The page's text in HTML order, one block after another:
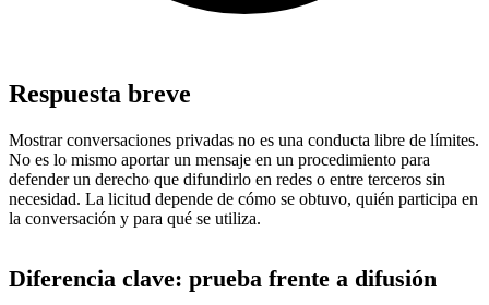
Respuesta breve
Mostrar conversaciones privadas no es una conducta libre de límites.
No es lo mismo aportar un mensaje en un procedimiento para
defender un derecho que difundirlo en redes o entre terceros sin
necesidad. La licitud depende de cómo se obtuvo, quién participa en
la conversación y para qué se utiliza.
Diferencia clave: prueba frente a difusión